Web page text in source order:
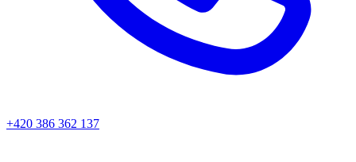
+420 386 362 137